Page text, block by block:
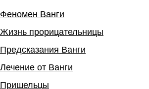
Феномен Ванги
Жизнь прорицательницы
Предсказания Ванги
Лечение от Ванги
Пришельцы